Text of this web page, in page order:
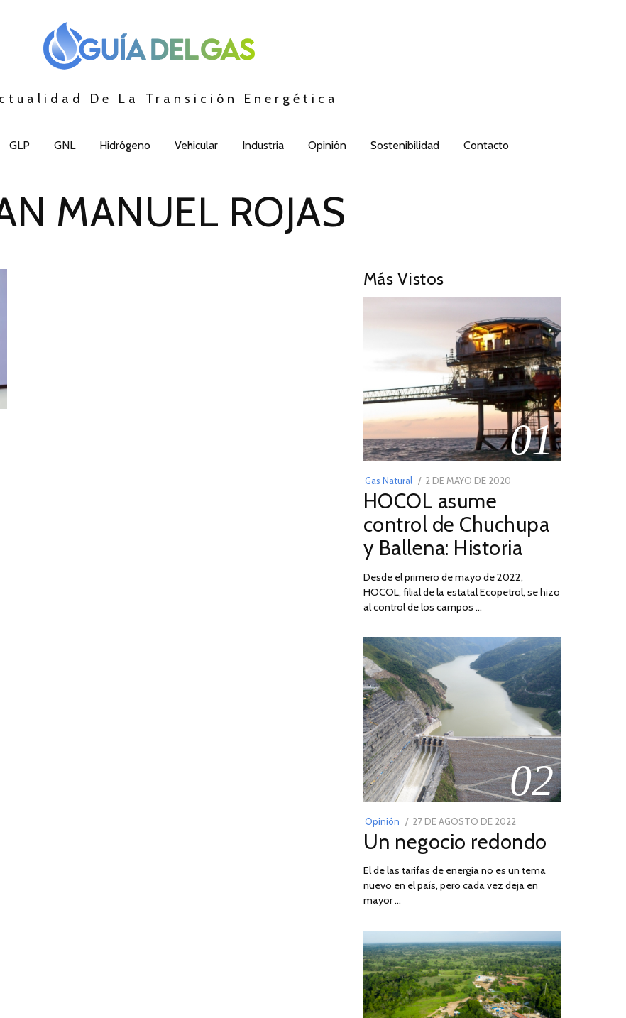
De La Transición Energética
GLP GNL Hidrógeno Vehicular Industria Opinión Sostenibilidad Contacto
MANUEL ROJAS
Más Vistos
01
Gas Natural
POSTED
ON
2 DE MAYO DE 2020
DE
2026
HOCOL asume
control de Chuchupa
y Ballena: Historia
Desde el primero de mayo de 2022,
HOCOL, filial de la estatal Ecopetrol, se hizo
al control de los campos …
02
Opinión
POSTED
ON
27 DE AGOSTO DE 2022
DE
DE
2022
Un negocio redondo
El de las tarifas de energía no es un tema
nuevo en el país, pero cada vez deja en
mayor …